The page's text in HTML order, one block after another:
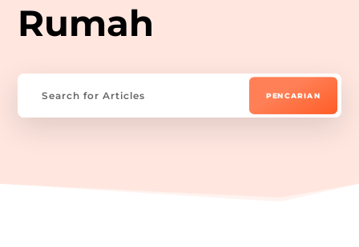
Rumah